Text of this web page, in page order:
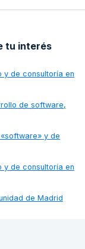
tu interés
y de consultoría en
de software,
y de
y de consultoría en
de Madrid